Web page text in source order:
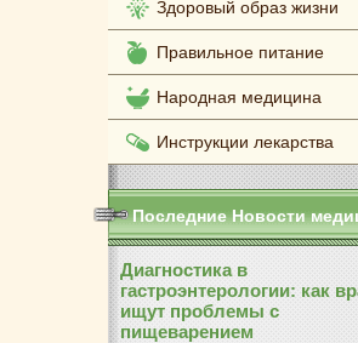
Здоровый образ жизни
Правильное питание
Народная медицина
Инструкции лекарства
Последние Новости
Диагностика в
гастроэнтерологии: как
ищут проблемы с
пищеварением